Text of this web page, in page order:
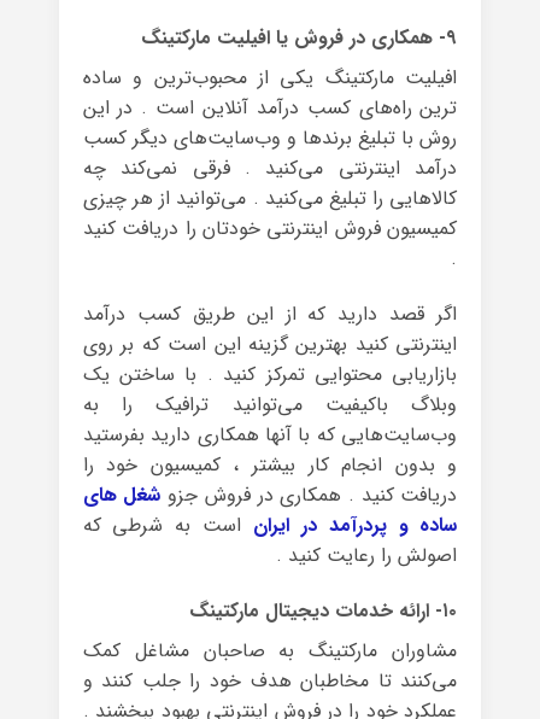
۹- همکاری در فروش یا افیلیت مارکتینگ
افیلیت مارکتینگ یکی از محبوب‌ترین و ساده
ترین راه‌های کسب درآمد آنلاین است . در این
روش با تبلیغ برندها و وب‌سایت‌های دیگر کسب
درآمد اینترنتی می‌کنید . فرقی نمی‌کند چه
کالاهایی را تبلیغ می‌کنید . می‌توانید از هر چیزی
کمیسیون فروش اینترنتی خودتان را دریافت کنید
.
اگر قصد دارید که از این طریق کسب درآمد
اینترنتی کنید بهترین گزینه این است که بر روی
بازاریابی محتوایی تمرکز کنید . با ساختن یک
وبلاگ باکیفیت می‌توانید ترافیک را به
وب‌سایت‌هایی که با آنها همکاری دارید بفرستید
و بدون انجام کار بیشتر ، کمیسیون خود را
دریافت کنید . همکاری در فروش جزو شغل های
ساده و پردرآمد در ایران است به شرطی که
اصولش را رعایت کنید .
۱۰- ارائه خدمات دیجیتال مارکتینگ
مشاوران مارکتینگ به صاحبان مشاغل کمک
می‌کنند تا مخاطبان هدف خود را جلب کنند و
عملکرد خود را در فروش اینترنتی بهبود ببخشند .